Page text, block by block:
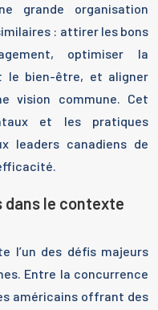
grande organisation
: attirer les bons
optimiser la
le bien-être, et aligner
vision commune. Cet
et les pratiques
leaders canadiens de
le contexte
l’un des défis majeurs
Entre la concurrence
américains offrant des